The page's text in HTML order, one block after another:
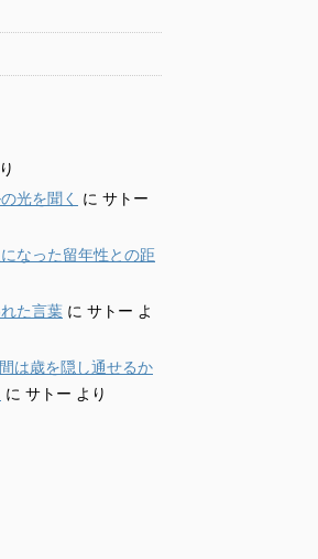
光を聞く に サトー
なった留年性との距
た言葉 に サトー よ
は歳を隠し通せるか
に サトー より